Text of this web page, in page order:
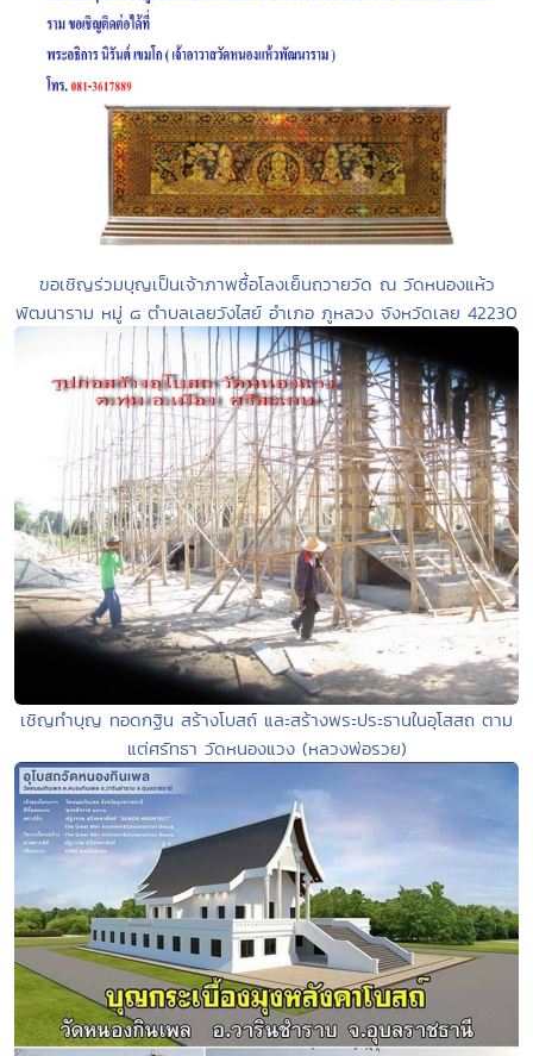
ขอเชิญร่วมบุญเป็นเจ้าภาพซื้อโลงเย็นถวายวัด ณ วัดหนองแห้ว
พัฒนาราม หมู่ ๘ ตำบลเลยวังไสย์ อำเภอ ภูหลวง จังหวัดเลย 42230
เชิญทำบุญ ทอดกฐิน สร้างโบสถ์ และสร้างพระประธานในอุโสสถ ตาม
แต่ศรัทธา วัดหนองแวง (หลวงพ่อรวย)